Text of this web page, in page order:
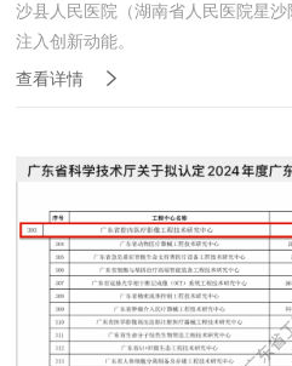
沙县人民医院（湖南省人民医院星
注入创新动能。
查看详情